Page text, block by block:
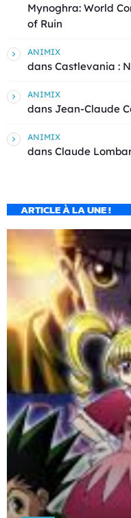
Mynoghra: World
of Ruin
ANIMIX
dans Castlevania :
ANIMIX
dans Jean-Claude
ANIMIX
dans Claude
ARTICLE À LA UNE !